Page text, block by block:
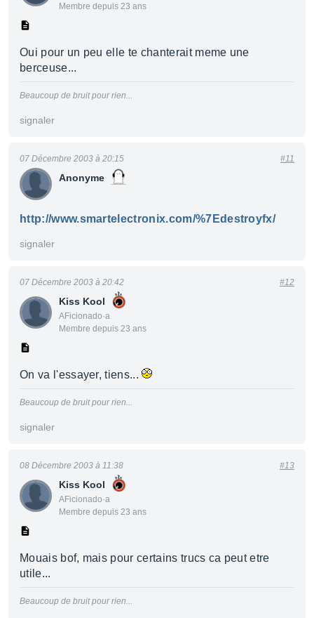
Membre depuis 23 ans
Oui pour un peu elle te chanterait meme une
berceuse...
Beaucoup de bruit pour rien...
signaler
Anonyme
07 Décembre 2003 à 20:15 #11
http://www.smartelectronix.com/%7Edestroyfx/
signaler
Kiss Kool
AFicionado·a
Membre depuis 23 ans
07 Décembre 2003 à 20:42 #12
On va l'essayer, tiens...
Beaucoup de bruit pour rien...
signaler
Kiss Kool
AFicionado·a
Membre depuis 23 ans
08 Décembre 2003 à 11:38 #13
Mouais bof, mais pour certains trucs ca peut etre
utile...
Beaucoup de bruit pour rien...